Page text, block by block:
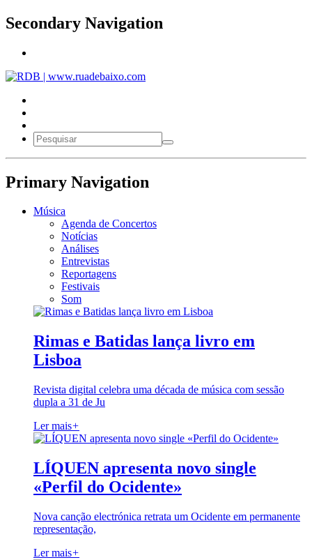
Secondary Navigation
Primary Navigation
Música
Agenda de Concertos
Notícias
Análises
Entrevistas
Reportagens
Festivais
Som
Rimas e Batidas lança livro em
Lisboa
Revista digital celebra uma década de música com sessão
dupla a 31 de Ju
Ler mais+
LÍQUEN apresenta novo single
«Perfil do Ocidente»
Nova canção electrónica retrata um Ocidente em permanente
representação,
Ler mais+